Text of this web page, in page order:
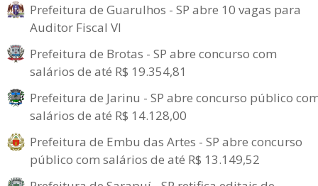
Prefeitura de Guarulhos - SP abre 10 vagas para
Auditor Fiscal VI
Prefeitura de Brotas - SP abre concurso com
salários de até R$ 19.354,81
Prefeitura de Jarinu - SP abre concurso público
salários de até R$ 14.128,00
Prefeitura de Embu das Artes - SP abre concurso
público com salários de até R$ 13.149,52